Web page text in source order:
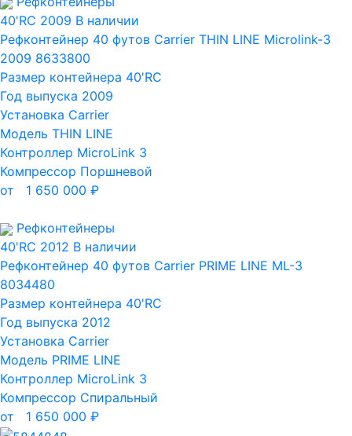
40'RC 2009 В наличии
Рефконтейнер 40 футов Carrier THIN LINE Microlink-3
2009 8633800
Размер контейнера 40'RC
Год выпуска 2009
Установка Carrier
Модель THIN LINE
Контроллер MicroLink 3
Компрессор Поршневой
от 1 650 000 ₽
Рефконтейнеры
40'RC 2012 В наличии
Рефконтейнер 40 футов Carrier PRIME LINE ML-3
8034480
Размер контейнера 40'RC
Год выпуска 2012
Установка Carrier
Модель PRIME LINE
Контроллер MicroLink 3
Компрессор Спиральный
от 1 650 000 ₽